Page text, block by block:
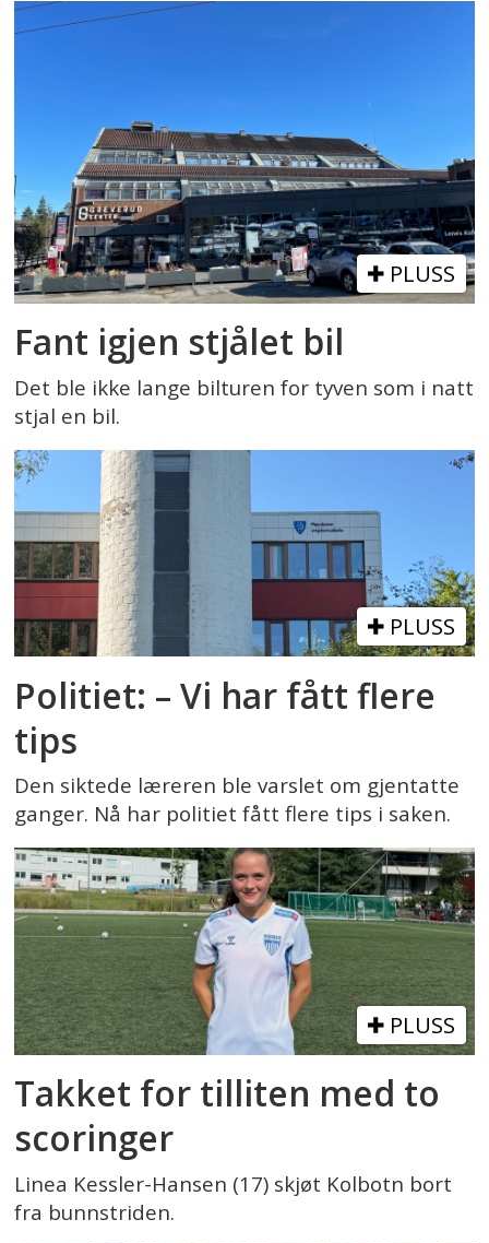
PLUSS
Fant igjen stjålet bil
Det ble ikke lange bilturen for tyven som i natt
stjal en bil.
PLUSS
Politiet: – Vi har fått flere
tips
Den siktede læreren ble varslet om gjentatte
ganger. Nå har politiet fått flere tips i saken.
PLUSS
Takket for tilliten med to
scoringer
Linea Kessler-Hansen (17) skjøt Kolbotn bort
fra bunnstriden.